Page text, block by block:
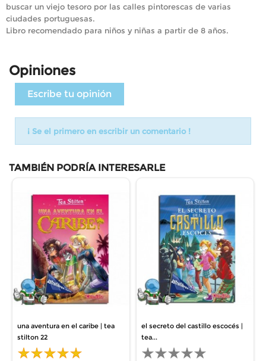
buscar un viejo tesoro por las calles pintorescas de varias
ciudades portuguesas.
Libro recomendado para niños y niñas a partir de 8 años.
Opiniones
Escribe tu opinión
¡ Se el primero en escribir un comentario !
TAMBIÉN PODRÍA INTERESARLE
una aventura en el caribe | tea
stilton 22
el secreto del castillo escocés |
tea...